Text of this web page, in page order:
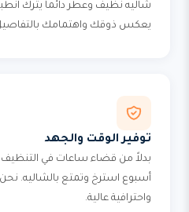
شاليه نظيف وعطر دائماً يترك
يعكس ذوقك واهتمامك
توفير الوقت والجهد
بدلاً من قضاء ساعات في
أسبوع استرخ وتمتع بالشاليه.
واحترافية عالية.